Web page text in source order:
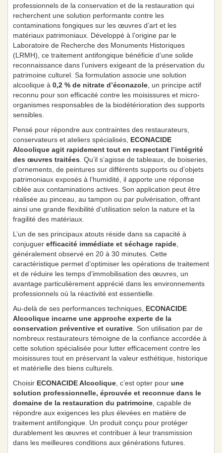
professionnels de la conservation et de la restauration qui
recherchent une solution performante contre les
contaminations fongiques sur les œuvres d’art et les
matériaux patrimoniaux. Développé à l’origine par le
Laboratoire de Recherche des Monuments Historiques
(LRMH), ce traitement antifongique bénéficie d’une solide
reconnaissance dans l’univers exigeant de la préservation du
patrimoine culturel. Sa formulation associe une solution
alcoolique à 0,2 % de nitrate d’éconazole , un principe actif
reconnu pour son efficacité contre les moisissures et micro-
organismes responsables de la biodétérioration des supports
sensibles.
Pensé pour répondre aux contraintes des restaurateurs,
conservateurs et ateliers spécialisés, ECONACIDE
Alcoolique agit rapidement tout en respectant l’intégrité
des œuvres traitées . Qu’il s’agisse de tableaux, de boiseries,
d’ornements, de peintures sur différents supports ou d’objets
patrimoniaux exposés à l’humidité, il apporte une réponse
ciblée aux contaminations actives. Son application peut être
réalisée au pinceau, au tampon ou par pulvérisation, offrant
ainsi une grande flexibilité d’utilisation selon la nature et la
fragilité des matériaux.
L’un de ses principaux atouts réside dans sa capacité à
conjuguer efficacité immédiate et séchage rapide
généralement observé en 20 à 30 minutes. Cette
caractéristique permet d’optimiser les opérations de traitement
et de réduire les temps d’immobilisation des œuvres, un
avantage particulièrement apprécié dans les environnements
professionnels où la réactivité est essentielle.
Au-delà de ses performances techniques, ECONACIDE
Alcoolique incarne une approche experte de la
conservation préventive et curative . Son utilisation par de
nombreux restaurateurs témoigne de la confiance accordée à
cette solution spécialisée pour lutter efficacement contre les
moisissures tout en préservant la valeur esthétique, historique
et matérielle des biens culturels.
Choisir ECONACIDE Alcoolique , c’est opter pour une
solution professionnelle, éprouvée et reconnue dans le
domaine de la restauration du patrimoine , capable de
répondre aux exigences les plus élevées en matière de
traitement antifongique. Un produit conçu pour protéger
durablement les œuvres et contribuer à leur transmission
dans les meilleures conditions aux générations futures.